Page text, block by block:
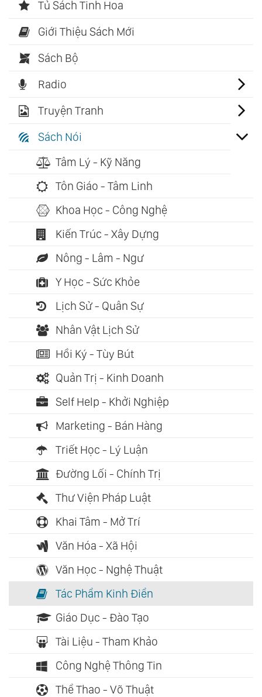
Tủ Sách Tinh Hoa
Giới Thiệu Sách Mới
Sách Bộ
Radio
Truyện Tranh
Sách Nói
Tâm Lý - Kỹ Năng
Tôn Giáo - Tâm Linh
Khoa Học - Công Nghệ
Kiến Trúc - Xây Dựng
Nông - Lâm - Ngư
Y Học - Sức Khỏe
Lịch Sử - Quân Sự
Nhân Vật Lịch Sử
Hồi Ký - Tùy Bút
Quản Trị - Kinh Doanh
Self Help - Khởi Nghiệp
Marketing - Bán Hàng
Triết Học - Lý Luận
Đường Lối - Chính Trị
Thư Viện Pháp Luật
Khai Tâm - Mở Trí
Văn Hóa - Xã Hội
Văn Học - Nghệ Thuật
Tác Phẩm Kinh Điển
Giáo Dục - Đào Tạo
Tài Liệu - Tham Khảo
Công Nghệ Thông Tin
Thể Thao - Võ Thuật